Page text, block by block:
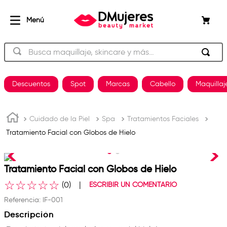
Busca maquillaje, skincare y más…
Descuentos Spot Marcas Cabello
Cuidado de la Piel Spa
Tratamientos Faciales
Tratamiento Facial con Globos de Hielo
Tratamiento Facial con Globos de Hielo
☆☆☆☆☆ (0)
ESCRIBIR UN COMENTARIO
Referencia: IF-001
Descripción
TÉRMINOS MÁS BUSCADOS
2 og
3. shampoo
5. keratina
6. pestañas
7. uñas